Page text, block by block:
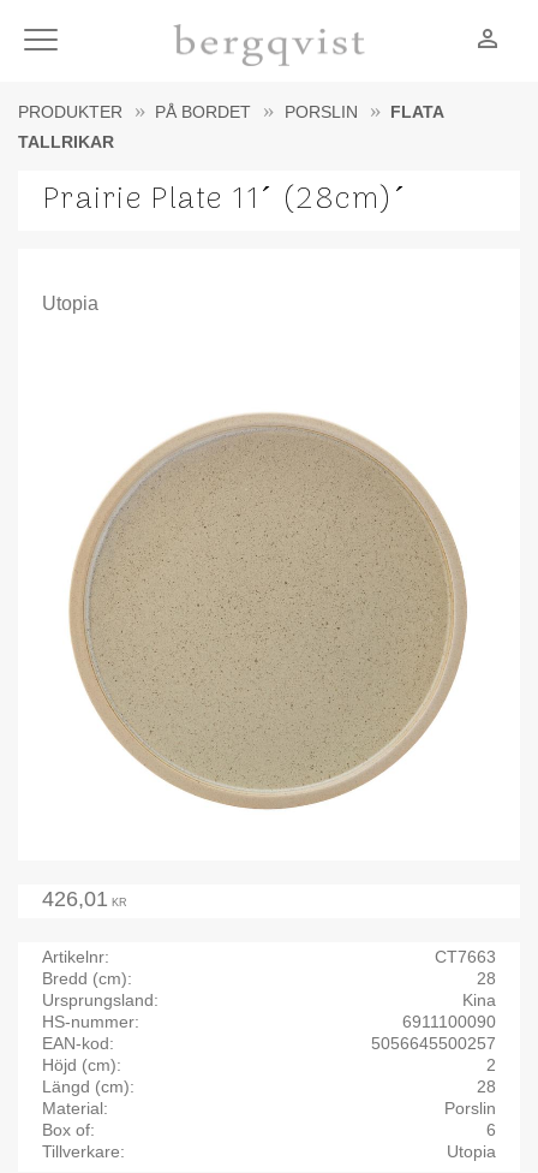
Meny person_outline
PRODUKTER PÅ BORDET PORSLIN
FLATA
TALLRIKAR
Prairie Plate 11´ (28cm)´
Utopia
426,01 KR
Artikelnr
CT7663
Bredd (cm)
28
Ursprungsland
Kina
HS-nummer
6911100090
EAN-kod
5056645500257
Höjd (cm)
2
Längd (cm)
28
Material
Porslin
Box of
6
Tillverkare
Utopia